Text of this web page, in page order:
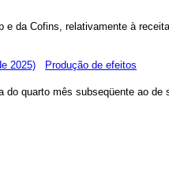
da Cofins, relativamente à
2025) Produção de efeitos
quarto mês subseqüente ao de